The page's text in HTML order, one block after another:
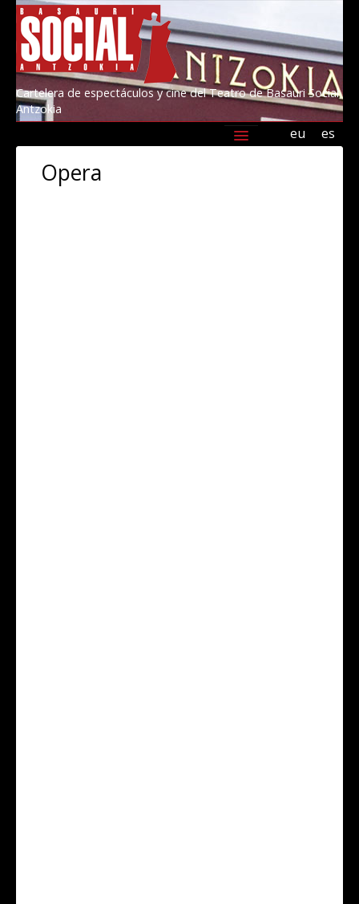
Cartelera de espectáculos y cine del Teatro de Basauri Social
Antzokia
es
eu
Agenda
Opera